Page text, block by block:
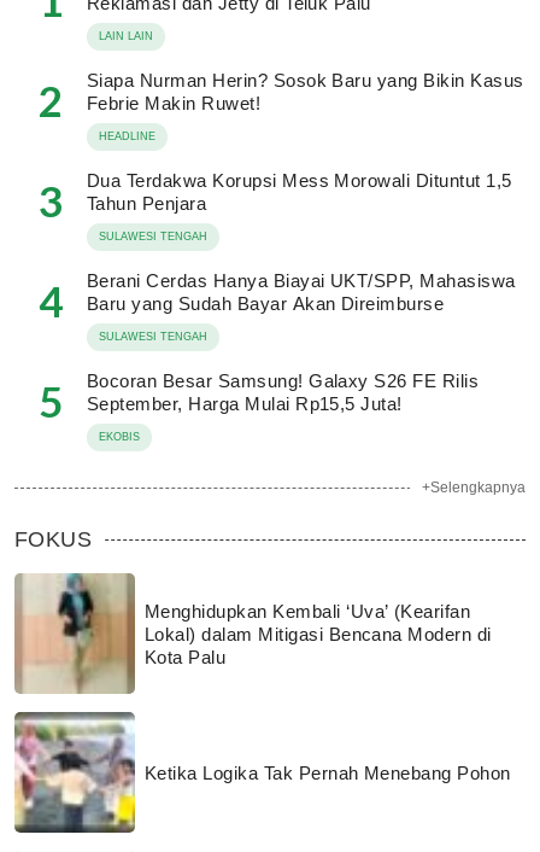
LAIN LAIN
2
Siapa Nurman Herin? Sosok Baru yang Bikin Kasus
Febrie Makin Ruwet!
HEADLINE
3
Dua Terdakwa Korupsi Mess Morowali Dituntut 1,5
Tahun Penjara
SULAWESI TENGAH
4
Berani Cerdas Hanya Biayai UKT/SPP, Mahasiswa
Baru yang Sudah Bayar Akan Direimburse
SULAWESI TENGAH
5
Bocoran Besar Samsung! Galaxy S26 FE Rilis
September, Harga Mulai Rp15,5 Juta!
EKOBIS
+Selengkapnya
FOKUS
Menghidupkan Kembali ‘Uva’ (Kearifan
Lokal) dalam Mitigasi Bencana Modern di
Kota Palu
Ketika Logika Tak Pernah Menebang Pohon